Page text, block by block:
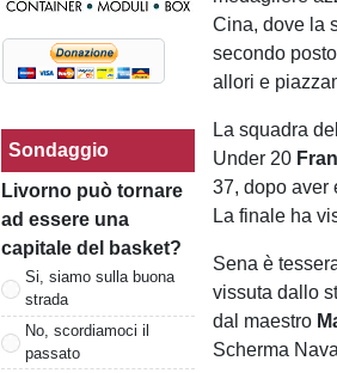
Sondaggio
Livorno può tornare
ad essere una
capitale del basket?
Si, siamo sulla buona
strada
No, scordiamoci il
passato
Cina, dove la
secondo
allori e
La squadra
Under 20
37, dopo aver
La finale ha
Sena è
vissuta dallo
dal maestro
Scherma